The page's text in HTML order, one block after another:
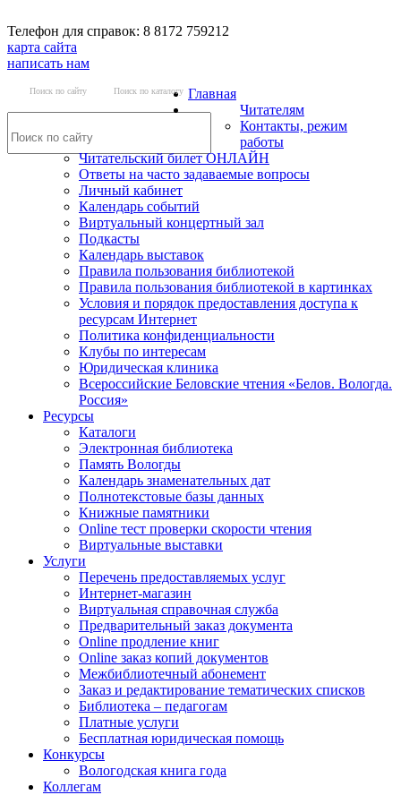
Телефон для справок: 8 8172 759212
карта сайта
написать нам
Поиск по сайту Поиск по каталогу Главная
Читателям
Контакты, режим
работы
Читательский билет ОНЛАЙН
Ответы на часто задаваемые вопросы
Личный кабинет
Календарь событий
Виртуальный концертный зал
Подкасты
Календарь выставок
Правила пользования библиотекой
Правила пользования библиотекой в картинках
Условия и порядок предоставления доступа к
ресурсам Интернет
Политика конфиденциальности
Клубы по интересам
Юридическая клиника
Всероссийские Беловские чтения «Белов. Вологда.
Россия»
Ресурсы
Каталоги
Электронная библиотека
Память Вологды
Календарь знаменательных дат
Полнотекстовые базы данных
Книжные памятники
Online тест проверки скорости чтения
Виртуальные выставки
Услуги
Перечень предоставляемых услуг
Интернет-магазин
Виртуальная справочная служба
Предварительный заказ документа
Online продление книг
Online заказ копий документов
Межбиблиотечный абонемент
Заказ и редактирование тематических списков
Библиотека – педагогам
Платные услуги
Бесплатная юридическая помощь
Конкурсы
Вологодская книга года
Коллегам